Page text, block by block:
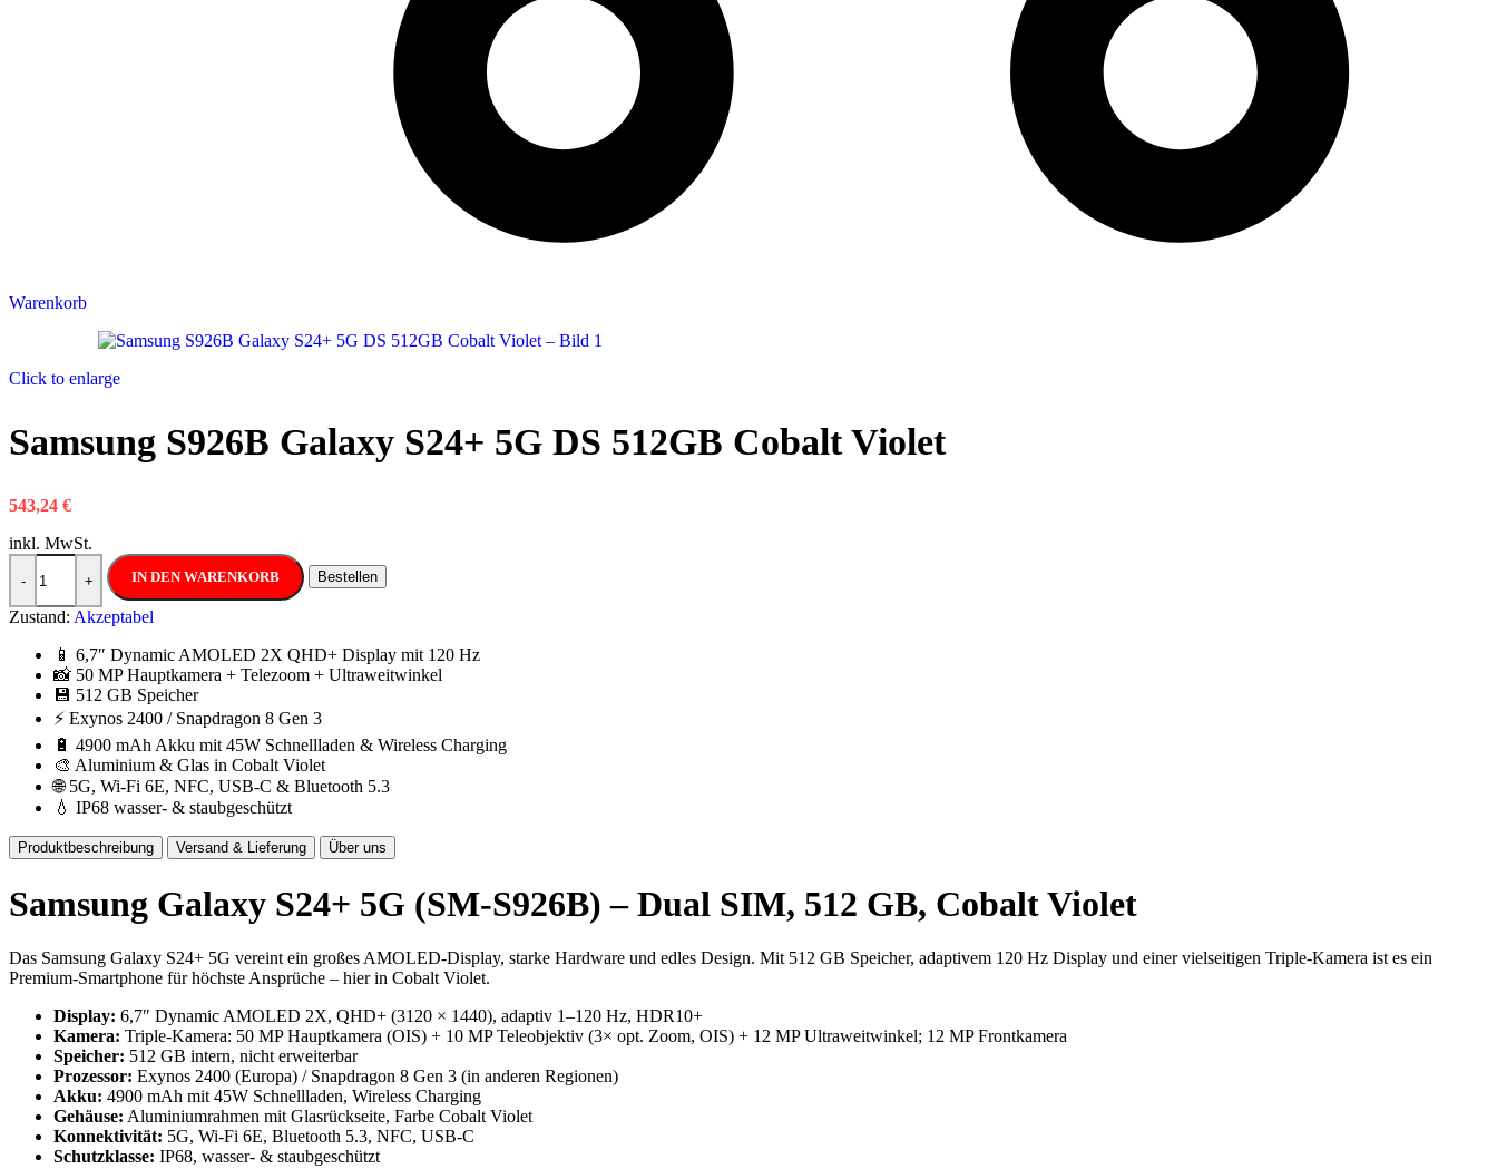
Warenkorb
Click to enlarge
Samsung S926B Galaxy S24+ 5G DS 512GB Cobalt Violet
543,24 €
inkl. MwSt.
-
Samsung S926B Galaxy S24+ 5G DS 512GB Cobalt Violet Menge
+ IN DEN WARENKORB Bestellen
Zustand: Akzeptabel
📱 6,7″ Dynamic AMOLED 2X QHD+ Display mit 120 Hz
📸 50 MP Hauptkamera + Telezoom + Ultraweitwinkel
💾 512 GB Speicher
⚡ Exynos 2400 / Snapdragon 8 Gen 3
🔋 4900 mAh Akku mit 45W Schnellladen & Wireless Charging
🎨 Aluminium & Glas in Cobalt Violet
🌐 5G, Wi-Fi 6E, NFC, USB-C & Bluetooth 5.3
💧 IP68 wasser- & staubgeschützt
Produktbeschreibung Versand & Lieferung Über uns
Samsung Galaxy S24+ 5G (SM-S926B) – Dual SIM, 512 GB, Cobalt Violet
Das Samsung Galaxy S24+ 5G vereint ein großes AMOLED-Display, starke Hardware und edles Design. Mit 512 GB Speicher, adaptivem 120 Hz Display und einer vielseitigen Triple-Kamera ist es ein
Premium-Smartphone für höchste Ansprüche – hier in Cobalt Violet.
Display: 6,7″ Dynamic AMOLED 2X, QHD+ (3120 × 1440), adaptiv 1–120 Hz, HDR10+
Kamera: Triple-Kamera: 50 MP Hauptkamera (OIS) + 10 MP Teleobjektiv (3× opt. Zoom, OIS) + 12 MP Ultraweitwinkel; 12 MP Frontkamera
Speicher: 512 GB intern, nicht erweiterbar
Prozessor: Exynos 2400 (Europa) / Snapdragon 8 Gen 3 (in anderen Regionen)
Akku: 4900 mAh mit 45W Schnellladen, Wireless Charging
Gehäuse: Aluminiumrahmen mit Glasrückseite, Farbe Cobalt Violet
Konnektivität: 5G, Wi-Fi 6E, Bluetooth 5.3, NFC, USB-C
Schutzklasse: IP68, wasser- & staubgeschützt